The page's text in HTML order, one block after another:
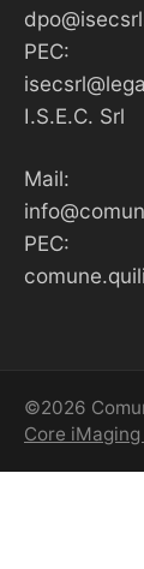
PEC:
I.S.E.C. Srl
Mail:
PEC:
©2026
Core